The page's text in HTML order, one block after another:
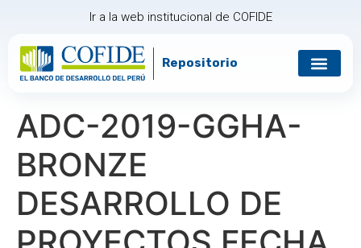
Ir a la web institucional de COFIDE
Repositorio
ADC-2019-GGHA-
BRONZE
DESARROLLO DE